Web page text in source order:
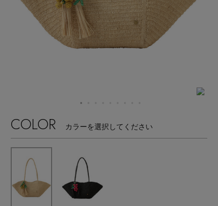
【サンダル】ビーサンの季節！
【リネン】涼しい夏素材
【雨の日】急な雨対策グッズ
【ペプラム】トレンドシルエット
パンツ
パンプス
スニーカー
フラットシューズ
すべてのバッグ・財布
ショルダーバッグ
トートバッグ
すべてのファッション小物
ストール・マフラー・ケープ
帽子・イヤーマフ
アクセサリー
すべてのアクセサリー
ピアス・イヤリング
ランジェリー
すべてのランジェリー
スポーツ
エル・ショップについて
COLOR カラーを選択してください